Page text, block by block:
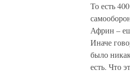
То есть
Африн –
Иначе
было
есть. Что